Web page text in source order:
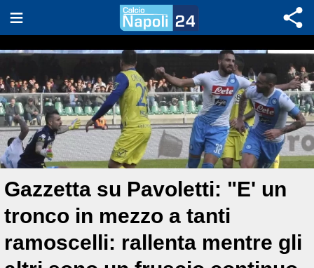
Gazzetta su Pavoletti: "E' un
tronco in mezzo a tanti
ramoscelli: rallenta mentre gli